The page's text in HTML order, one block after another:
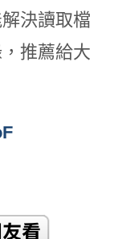
決讀取檔
推薦給大